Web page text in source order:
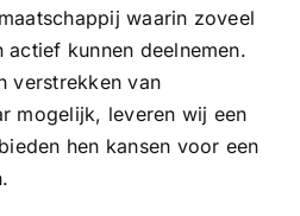
waarin zoveel
actief kunnen deelnemen.
verstrekken van
mogelijk, leveren wij een
hen kansen voor een